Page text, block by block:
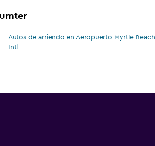
Autos de arriendo en Aeropuerto Myrtle Beach
Intl